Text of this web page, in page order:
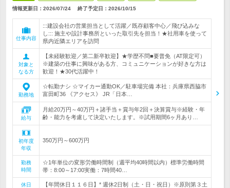
情報更新日：2026/07/24 終了予定日： 2026/10/15
仕事内容
:::建設会社の営業担当として活躍／既存顧客中心／飛び込みな
し::: 施主や設計事務所といった取引先を担当！★社用車を使って
県内近隣エリアを訪問
対象と
なる方
【未経験歓迎／第二新卒歓迎】★学歴不問■要普免（AT限定可）
※建築の仕事に興味がある方、コミュニケーションが好きな方は
歓迎！★30代活躍中！
勤務地
☆転勤ナシ ☆マイカー通勤OK／駐車場完備 本社：兵庫県西脇市
富田町36 《アクセス》 JR「日本…
給与
月給20万円～40万円＋諸手当＋賞与年2回＋決算賞与※経験・年
齢・能力を考慮して決定いたします。※試用期間6ヶ月あり…
初年度
年収
350万円～600万円
勤務
時間
☆1年単位の変形労働時間制（週平均40時間以内）標準労働時間
帯：8:00～17:00実働：7時間40…
休日
【年間休日１１６日】* 週休2日制（土・日・祝日）※原則第３土